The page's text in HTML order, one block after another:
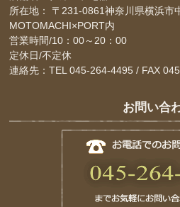
所在地： 〒231-0861神奈川県横浜市
MOTOMACHI×PORT内
営業時間/10：00～20：00
定休日/不定休
連絡先：TEL 045-264-4495 / FAX
お問い合